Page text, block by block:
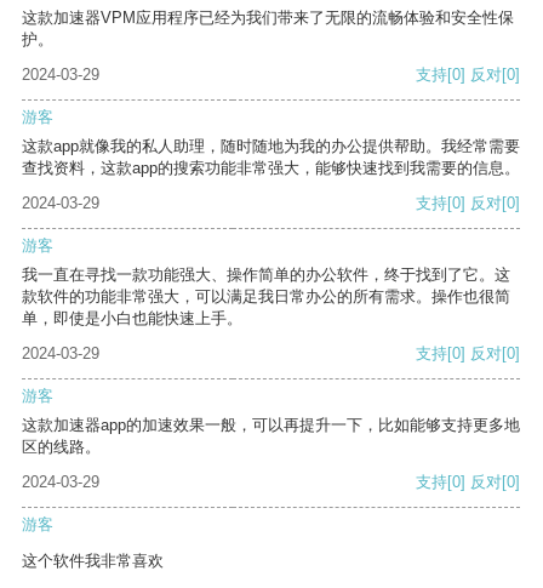
这款加速器VPM应用程序已经为我们带来了无限的流畅体验和安全性保
护。
2024-03-29
支持[0] 反对[0]
游客
这款app就像我的私人助理，随时随地为我的办公提供帮助。我经常需要
查找资料，这款app的搜索功能非常强大，能够快速找到我需要的信息。
2024-03-29
支持[0] 反对[0]
游客
我一直在寻找一款功能强大、操作简单的办公软件，终于找到了它。这
款软件的功能非常强大，可以满足我日常办公的所有需求。操作也很简
单，即使是小白也能快速上手。
2024-03-29
支持[0] 反对[0]
游客
这款加速器app的加速效果一般，可以再提升一下，比如能够支持更多地
区的线路。
2024-03-29
支持[0] 反对[0]
游客
这个软件我非常喜欢